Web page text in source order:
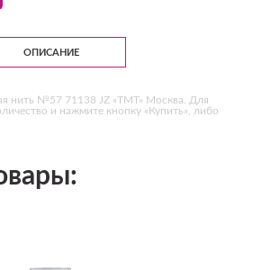
ОПИСАНИЕ
нить №57 71138 JZ «ТМТ» Москва. Для
и нажмите кнопку «Купить», либо